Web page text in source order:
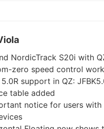
NordicTrack S20i with
zero speed control
support in QZ:
table added
notice for users with